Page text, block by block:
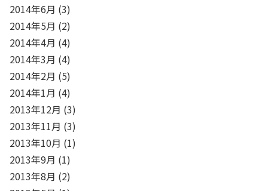
2014年6月 (3)
2014年5月 (2)
2014年4月 (4)
2014年3月 (4)
2014年2月 (5)
2014年1月 (4)
2013年12月 (3)
2013年11月 (3)
2013年10月 (1)
2013年9月 (1)
2013年8月 (2)